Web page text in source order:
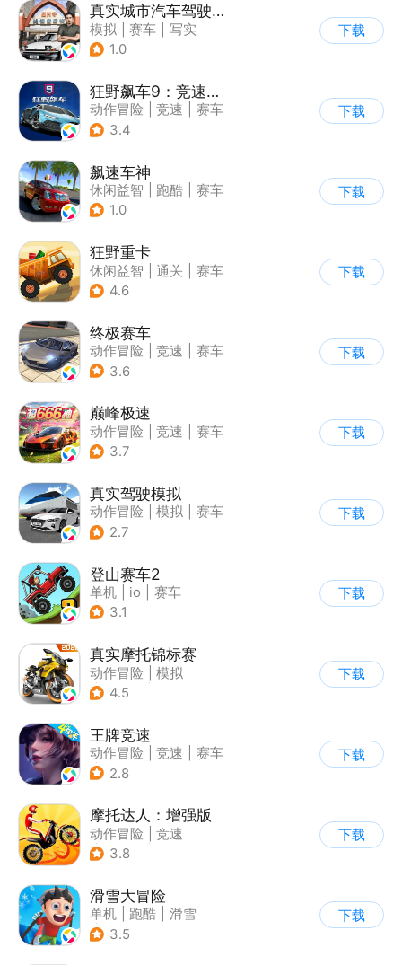
真实城市汽车驾驶3D
模拟 赛车
写实
| 收集
1.0
下载
狂野飙车9：竞速传奇
动作冒险 竞速
赛车
| 狂野飙车
3.4
下载
飙速车神
休闲益智 跑酷
赛车
| 漂移
1.0
下载
狂野重卡
休闲益智 通关
赛车
4.6
下载
终极赛车
动作冒险 竞速
赛车
3.6
下载
巅峰极速
动作冒险 竞速
赛车
| 漂移
3.7
下载
真实驾驶模拟
动作冒险 模拟
赛车
| 漂移
2.7
下载
登山赛车2
单机 io
赛车
| 欧美风
3.1
下载
真实摩托锦标赛
动作冒险
模拟
| 摩托车
4.5
下载
王牌竞速
动作冒险 竞速
赛车
| 漂移
2.8
下载
摩托达人：增强版
动作冒险
竞速
| 摩托车
3.8
下载
滑雪大冒险
单机 跑酷
滑雪
| 游道易
3.5
下载